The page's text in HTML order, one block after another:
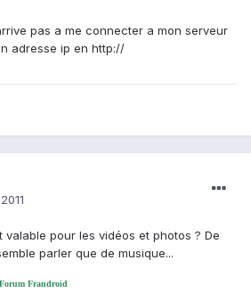
pas a me connecter a mon serveur
adresse ip en http://
valable pour les vidéos et photos ? De
parler que de musique...
Forum Frandroid